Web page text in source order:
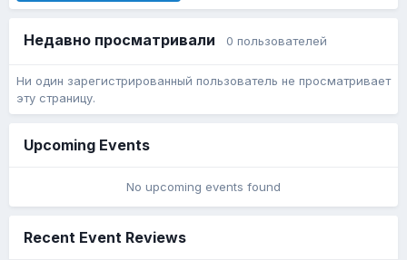
Недавно просматривали 0 пользователей
Ни один зарегистрированный пользователь не просматривает
эту страницу.
Upcoming Events
No upcoming events found
Recent Event Reviews